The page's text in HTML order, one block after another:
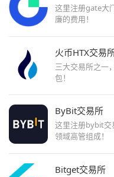
这里注册gate大
廉的费用！
火币HTX交易
三大交易所之一
包！
ByBit交易所
这里注册bybit交
领域高管组成！
Bitget交易所